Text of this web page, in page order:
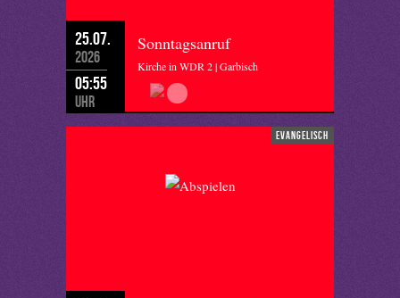
25.07.
2026
05:55
Uhr
Sonntagsanruf
Kirche in WDR 2 | Garbisch
evangelisch